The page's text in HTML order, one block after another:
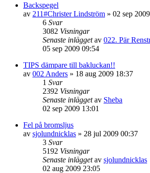
Backspegel
av 211#Christer Lindström » 02 sep
6 Svar
3082 Visningar
Senaste inläggetav 022. Pär
05 sep 2009 09:54
TIPS dämpare till bakluckan!!
av 002 Anders » 18 aug 2009 18:37
1 Svar
2392 Visningar
Senaste inläggetav Sheba
02 sep 2009 13:01
Fel på bromsljus
av sjolundnicklas » 28 jul 2009 00:37
3 Svar
5192 Visningar
Senaste inläggetav sjolundnicklas
02 aug 2009 23:05